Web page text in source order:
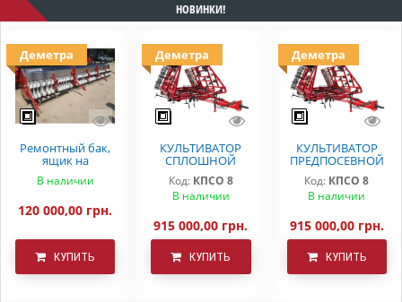
НОВИНКИ!
Деметра
Ремонтный бак,
ящик на
вариаторную
сеялку СЗ 5.4
В наличии
120 000,00 грн.
КУПИТЬ
Деметра
КУЛЬТИВАТОР
СПЛОШНОЙ
ОБРАБОТКИ
ДЕМЕТРА КПСО-8
Код: КПСО 8
В наличии
915 000,00 грн.
КУПИТЬ
Деметра
КУЛЬТИВАТОР
ПРЕДПОСЕВНОЙ
ОБРАБОТКИ
КПСО-8 ДЕМЕТРА
Код: КПСО 8
В наличии
915 000,00 грн.
КУПИТЬ